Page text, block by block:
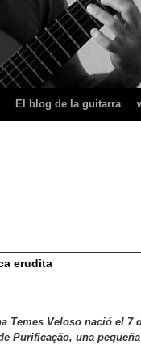
El blog de la guitarra
erudita
Temes Veloso nació el 7
Purificação, una